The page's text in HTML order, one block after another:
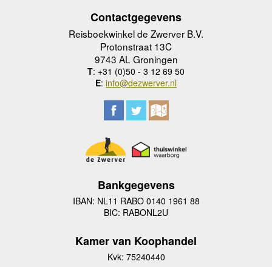
Contactgegevens
Reisboekwinkel de Zwerver B.V.
Protonstraat 13C
9743 AL Groningen
T: +31 (0)50 - 3 12 69 50
E: info@dezwerver.nl
Bankgegevens
IBAN: NL11 RABO 0140 1961 88
BIC: RABONL2U
Kamer van Koophandel
Kvk: 75240440